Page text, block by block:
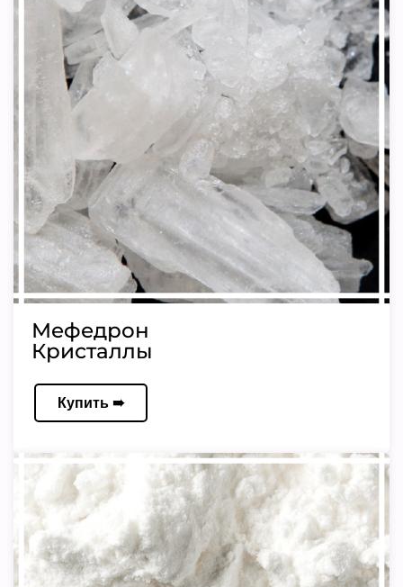
Мефедрон
Кристаллы
Купить ➠